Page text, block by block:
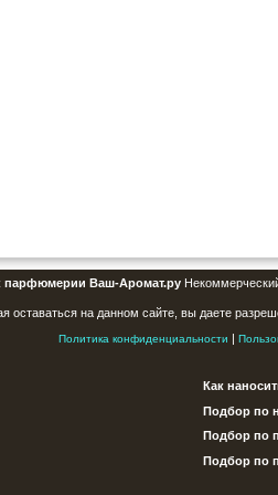
парфюмерии Ваш-Аромат.ру
оставаться на данном сайте, вы даете
Политика конфиденциальности |
Как
Подбор по
Подбор по
Подбор по